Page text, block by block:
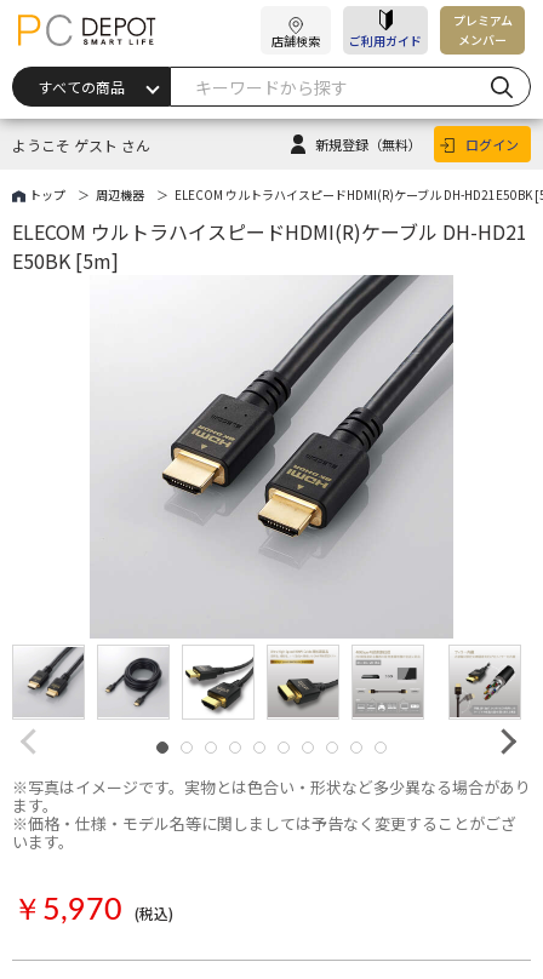
店舗検索 ご利用ガイド
プレミアム
メンバー
ようこそ ゲスト さん 新規登録 （無料） ログイン
トップ 周辺機器 ELECOM ウルトラハイスピードHDMI(R)ケーブル DH-HD21E50BK
※写真はイメージです。実物とは色合い・形状など多少異なる場合があり
ます。
※価格・仕様・モデル名等に関しましては予告なく変更することがござ
います。
ELECOM ウルトラハイスピードHDMI(R)ケーブル DH-HD21
E50BK [5m]
￥5,970 (税込)